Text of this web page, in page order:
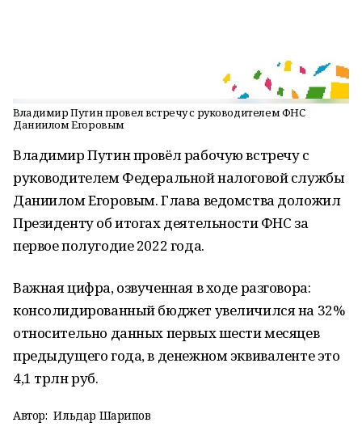
Владимир Путин провел встречу с руководителем ФНС
Даниилом Егоровым
Владимир Путин провёл рабочую встречу с
руководителем Федеральной налоговой службы
Даниилом Егоровым. Глава ведомства доложил
Президенту об итогах деятельности ФНС за
первое полугодие 2022 года.
Важная цифра, озвученная в ходе разговора:
консолидированный бюджет увеличился на 32%
относительно данных первых шести месяцев
предыдущего года, в денежном эквиваленте это
4,1 трлн руб.
Автор: Ильдар Шарипов